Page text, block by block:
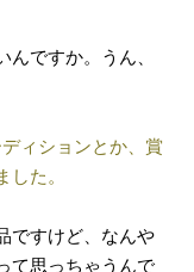
ですか。うん、
ィションとか、賞
た。
ですけど、なんや
て思っちゃうんで